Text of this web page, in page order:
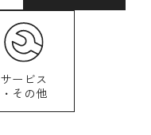
サービス
・その他